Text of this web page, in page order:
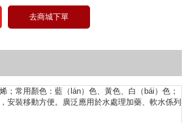
去商城下單
；常用顏色：藍（lán）色、黃色、白（bái）色；
安裝移動方便。廣泛應用於水處理加藥、軟水係列